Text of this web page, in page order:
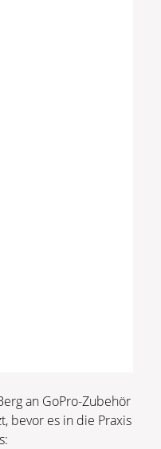
an GoPro-Zubehör
bevor es in die Praxis